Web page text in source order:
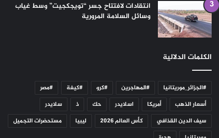
انتقادات لافتتاح جسر “تويجكجيت” وسط غياب
وسائل السلامة المرورية
الكلمات الدلالية
#الجزائر_موريتانيا #المهاجرين #كرو #كيفة
#مصر
أسعار الذهب
أمريكا اسلايدر حك ذ
سلايدر
سيف الدين القذافي
كأس العالم 2026 ليبيا
مستحضرات التجميل